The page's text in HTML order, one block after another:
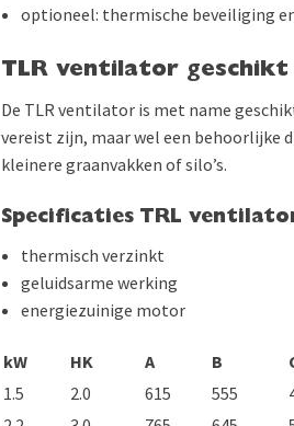
optioneel: thermische beveiliging
TLR ventilator geschikt
De TLR ventilator is met name
vereist zijn, maar wel een behoorlijke
kleinere graanvakken of silo’s.
Specificaties TRL
thermisch verzinkt
geluidsarme werking
energiezuinige motor
kW HK A B
1.5
2.0 615 555